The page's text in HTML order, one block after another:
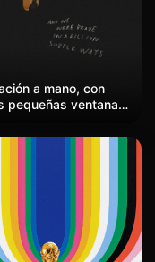
a mano, con
pequeñas ventanas
un fondo negro, con
derecha. Negro
y naranja cálido,
y tierno, como las
de muchas casas en